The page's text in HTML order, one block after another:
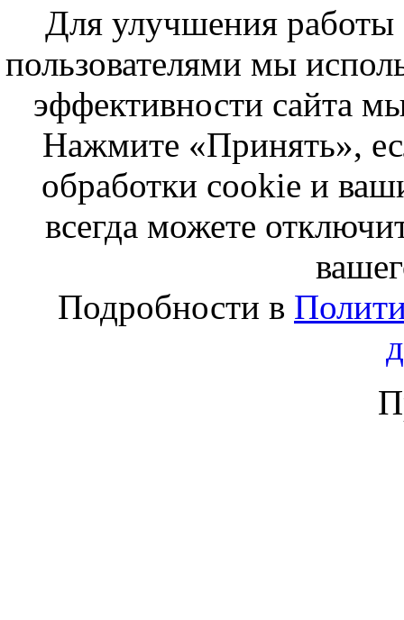
Для улучшения работы
пользователями мы
эффективности сайта
Нажмите «Принять»,
обработки cookie и
всегда можете
Подробности в